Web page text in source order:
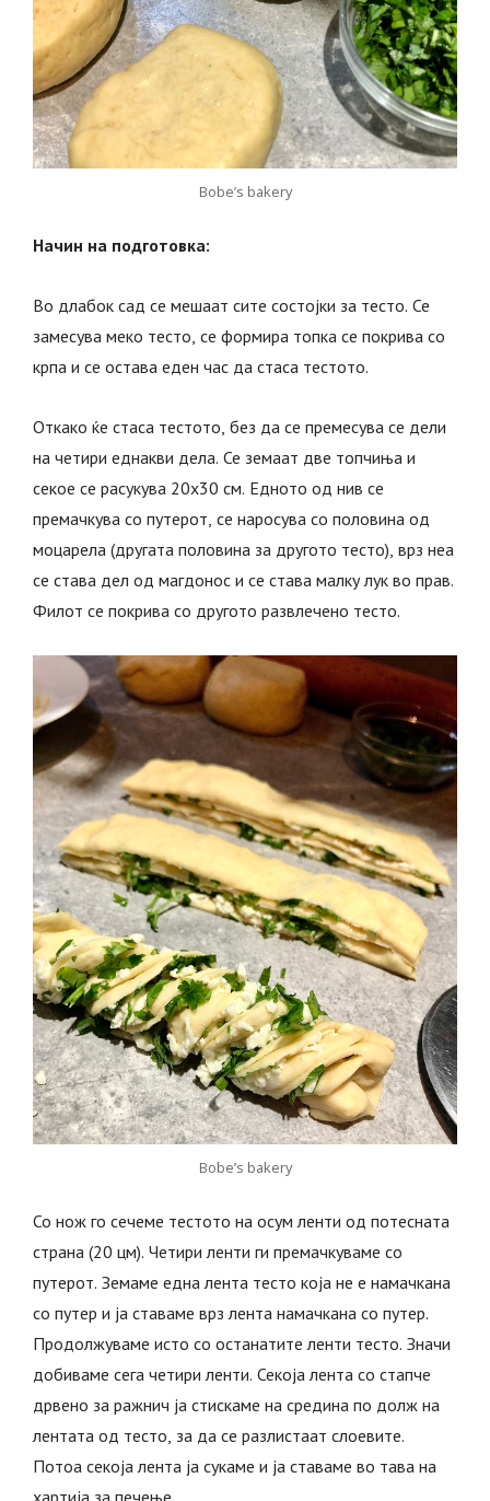
Bobe’s bakery
Начин на подготовка:
Во длабок сад се мешаат сите состојки за тесто. Се
замесува меко тесто, се формира топка се покрива со
крпа и се остава еден час да стаса тестото.
Откако ќе стаса тестото, без да се премесува се дели
на четири еднакви дела. Се земаат две топчиња и
секое се расукува 20х30 см. Едното од нив се
премачкува со путерот, се наросува со половина од
моцарела (другата половина за другото тесто), врз неа
се става дел од магдонос и се става малку лук во прав.
Филот се покрива со другото развлечено тесто.
Bobe’s bakery
Со нож го сечеме тестото на осум ленти од потесната
страна (20 цм). Четири ленти ги премачкуваме со
путерот. Земаме една лента тесто која не е намачкана
со путер и ја ставаме врз лента намачкана со путер.
Продолжуваме исто со останатите ленти тесто. Значи
добиваме сега четири ленти. Секоја лента со стапче
дрвено за ражнич ја стискаме на средина по долж на
лентата од тесто, за да се разлистаат слоевите.
Потоа секоја лента ја сукаме и ја ставаме во тава на
хартија за печење.